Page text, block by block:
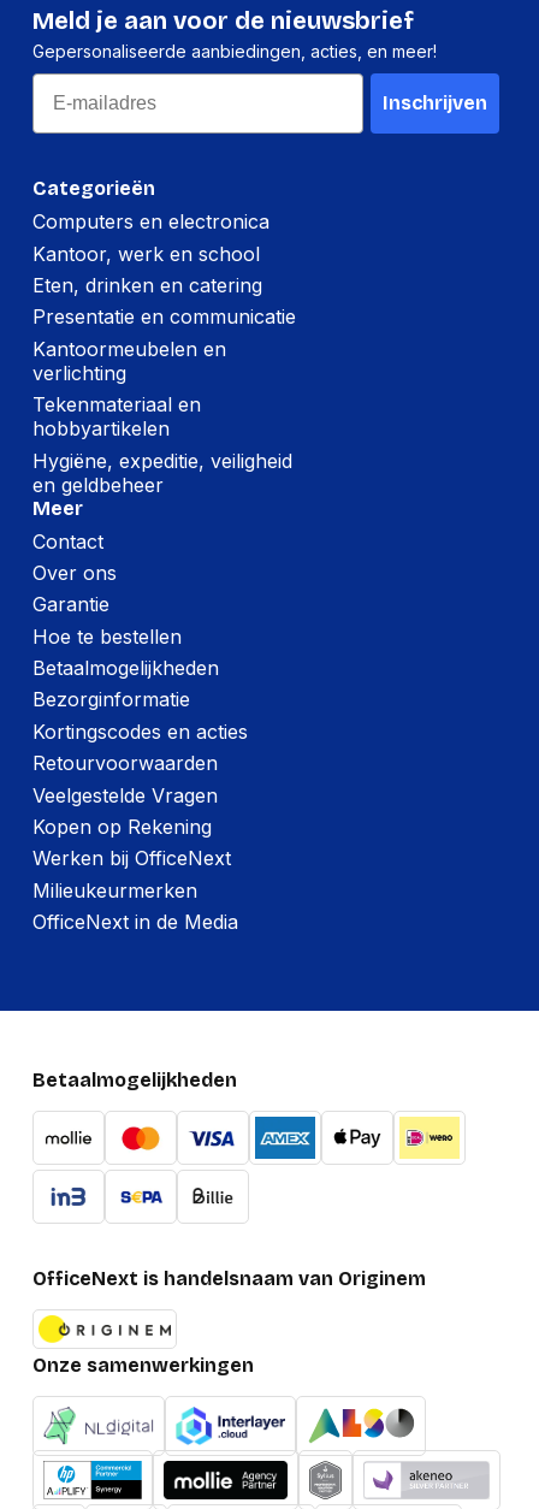
Hoogte:
25 millimeter
Lengte:
125 millimeter
Gewicht:
Hoeveelheid:
20 stuks
Breedte:
170 millimeter
Hoogte:
125 millimeter
Lengte:
Gewicht:
Categorieën
Computers en electronica
Kantoor, werk en school
Eten, drinken en catering
Presentatie en communicatie
Kantoormeubelen en
verlichting
Tekenmateriaal en
hobbyartikelen
Hygiëne, expeditie, veiligheid
en geldbeheer
Meer
Contact
Over ons
Garantie
Hoe te bestellen
Betaalmogelijkheden
Bezorginformatie
Kortingscodes en acties
Retourvoorwaarden
Veelgestelde Vragen
Kopen op Rekening
Werken bij OfficeNext
Milieukeurmerken
OfficeNext in de Media
Meld je aan voor de nieuwsbrief
Gepersonaliseerde aanbiedingen, acties, en meer!
Email
Inschrijven
Betaalmogelijkheden
OfficeNext is handelsnaam van Originem
Onze samenwerkingen